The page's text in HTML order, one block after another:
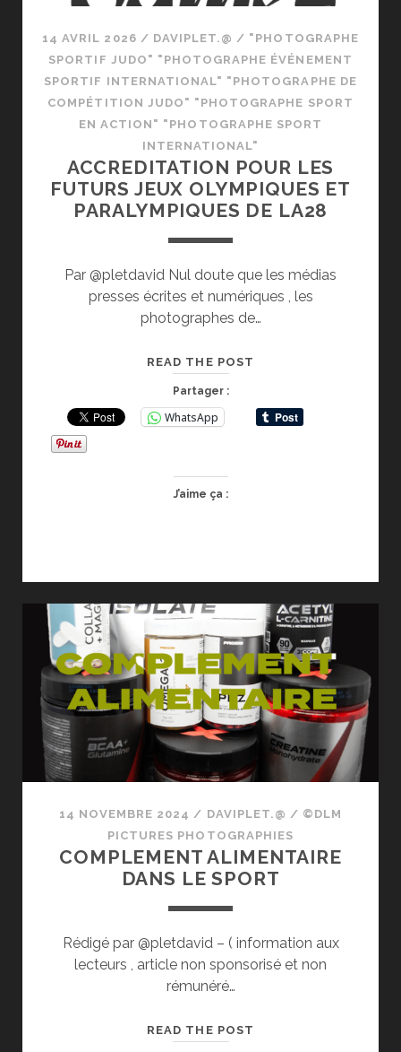
14 AVRIL 2026 / DAVIPLET.@ / "PHOTOGRAPHE
SPORTIF JUDO" "PHOTOGRAPHE ÉVÉNEMENT
SPORTIF INTERNATIONAL" "PHOTOGRAPHE DE
COMPÉTITION JUDO" "PHOTOGRAPHE SPORT
EN ACTION" "PHOTOGRAPHE SPORT
INTERNATIONAL"
ACCREDITATION POUR LES
FUTURS JEUX OLYMPIQUES ET
PARALYMPIQUES DE LA28
Par @pletdavid Nul doute que les médias
presses écrites et numériques , les
photographes de…
READ THE POST
FUTURS
Partager :
WhatsApp
J’aime ça :
14 NOVEMBRE 2024 / DAVIPLET.@ / ©DLM
PICTURES PHOTOGRAPHIES
COMPLEMENT ALIMENTAIRE
DANS LE SPORT
Rédigé par @pletdavid – ( information aux
lecteurs , article non sponsorisé et non
rémunéré…
READ THE POST